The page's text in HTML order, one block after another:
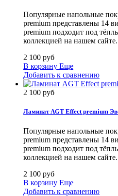
Популярные напольные
premium представлены 14
premium подходит под
коллекцией на нашем сайте.
2 100 руб
В корзину Еще
Добавить к сравнению
2 100 руб
Ламинат AGT Effect premium
Популярные напольные
premium представлены 14
premium подходит под
коллекцией на нашем сайте.
2 100 руб
В корзину Еще
Добавить к сравнению